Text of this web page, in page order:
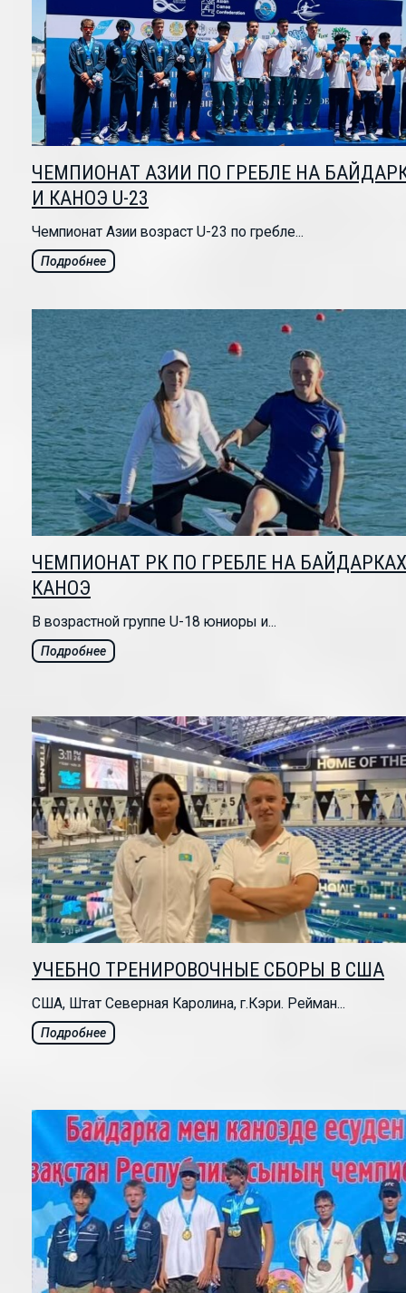
ЧЕМПИОНАТ АЗИИ ПО ГРЕБЛЕ НА
И КАНОЭ U-23
Чемпионат Азии возраст U-23 по гребле...
Подробнее
ЧЕМПИОНАТ РК ПО ГРЕБЛЕ НА
КАНОЭ
В возрастной группе U-18 юниоры и...
Подробнее
УЧЕБНО ТРЕНИРОВОЧНЫЕ СБОРЫ В США
США, Штат Северная Каролина, г.Кэри. Рейман...
Подробнее